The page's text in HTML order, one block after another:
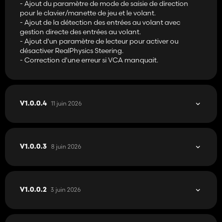
- Ajout du paramètre de mode de saisie de direction
pour le clavier/manette de jeu et le volant.
- Ajout de la détection des entrées au volant avec
gestion directe des entrées au volant.
- Ajout d'un paramètre de lecteur pour activer ou
désactiver RealPhysics Steering.
- Correction d'une erreur si VCA manquait.
V1.0.0.4 11 juin 2026
V1.0.0.3 8 juin 2026
V1.0.0.2 3 juin 2026